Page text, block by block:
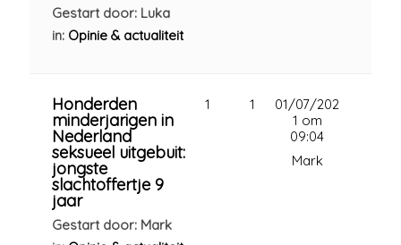
Gestart door: Luka
in: Opinie & actualiteit
Honderden
minderjarigen in
Nederland
seksueel uitgebuit:
jongste
slachtoffertje 9
jaar
Gestart door: Mark
1 1
01/07/202
1 om
09:04
Mark